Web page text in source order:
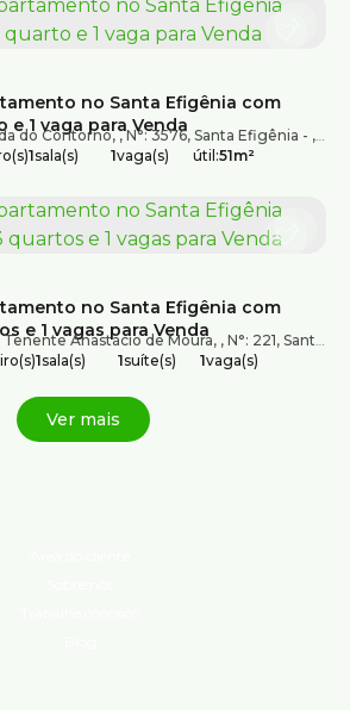
no Santa Efigênia com
e 1 vaga para Venda
do Contorno ,N°:3576, Santa Efigênia ,
1sala(s) 1vaga(s) útil:51m²
no Santa Efigênia com
e 1 vagas para Venda
Tenente Anastácio de Moura , N°: 221, Santa Efigênia
1sala(s) 1suíte(s) 1vaga(s)